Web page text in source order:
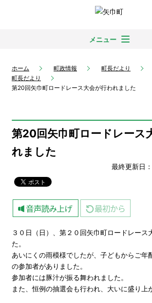
メニュー
ホーム 町政情報
町長だより
町長だより
第20回矢巾町ロードレース大会が行われました
第20回矢巾町ロードレース
れました
最終更新日
３０日（日）、第２０回矢巾町ロードレース
た。
あいにくの雨模様でしたが、子どもからご年
の参加者がありました。
参加者には豚汁が振る舞われました。
また、恒例の抽選会も行われ、大いに盛り上